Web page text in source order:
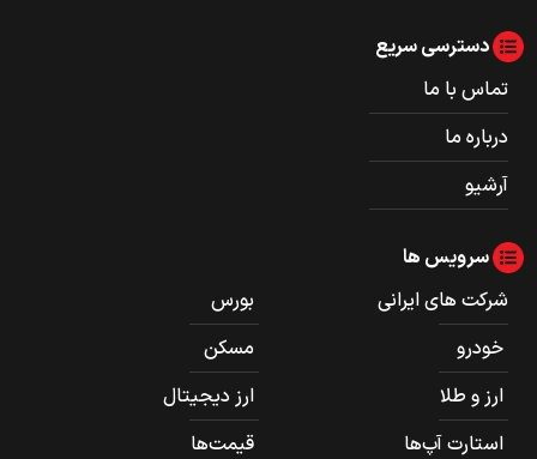
دسترسی سریع
تماس با ما
درباره ما
آرشیو
سرویس ها
شرکت های ایرانی
بورس
خودرو
مسکن
ارز و طلا
ارز دیجیتال
استارت آپ‌ها
قیمت‌ها